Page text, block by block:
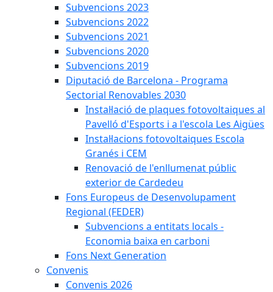
Subvencions 2023
Subvencions 2022
Subvencions 2021
Subvencions 2020
Subvencions 2019
Diputació de Barcelona - Programa
Sectorial Renovables 2030
Instal·lació de plaques fotovoltaiques al
Pavelló d'Esports i a l'escola Les Aigües
Instal·lacions fotovoltaiques Escola
Granés i CEM
Renovació de l'enllumenat públic
exterior de Cardedeu
Fons Europeus de Desenvolupament
Regional (FEDER)
Subvencions a entitats locals -
Economia baixa en carboni
Fons Next Generation
Convenis
Convenis 2026